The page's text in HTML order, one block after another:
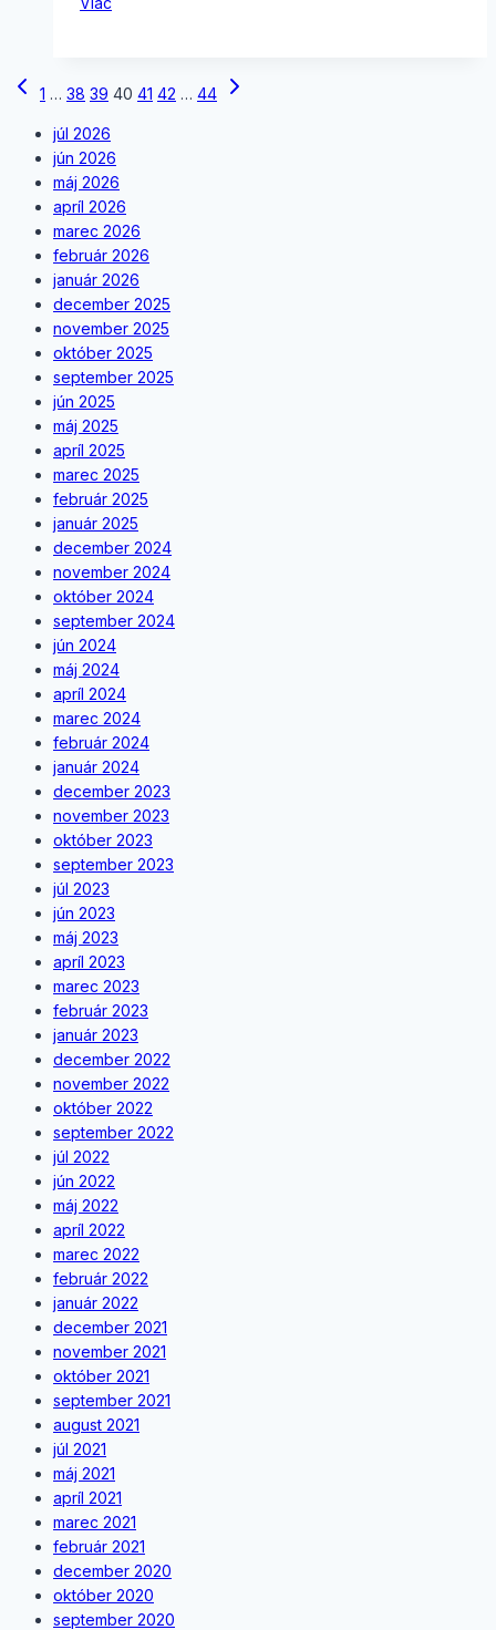
Page
navigation
Previous
Page
1 … 38 39 40 41 42 … 44
Next
júl 2026
jún 2026
máj 2026
apríl 2026
marec 2026
február 2026
január 2026
december 2025
november 2025
október 2025
september 2025
jún 2025
máj 2025
apríl 2025
marec 2025
február 2025
január 2025
december 2024
november 2024
október 2024
september 2024
jún 2024
máj 2024
apríl 2024
marec 2024
február 2024
január 2024
december 2023
november 2023
október 2023
september 2023
júl 2023
jún 2023
máj 2023
apríl 2023
marec 2023
február 2023
január 2023
december 2022
november 2022
október 2022
september 2022
júl 2022
jún 2022
máj 2022
apríl 2022
marec 2022
február 2022
január 2022
december 2021
november 2021
október 2021
september 2021
august 2021
júl 2021
máj 2021
apríl 2021
marec 2021
február 2021
december 2020
október 2020
september 2020